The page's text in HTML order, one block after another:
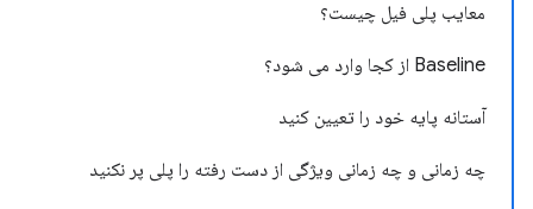
معایب پلی فیل چیست؟
Baseline از کجا وارد می شود؟
آستانه پایه خود را تعیین کنید
چه زمانی و چه زمانی ویژگی از دست رفته را پلی پر نکنید